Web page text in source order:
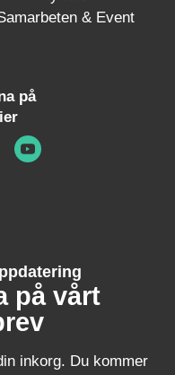
& Event
på
på vårt
inkorg. Du kommer